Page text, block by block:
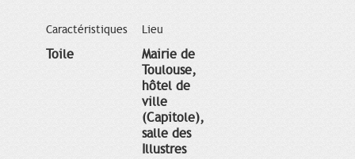
Caractéristiques
Toile
Lieu
Mairie de
Toulouse,
hôtel de
ville
(Capitole),
salle des
Illustres